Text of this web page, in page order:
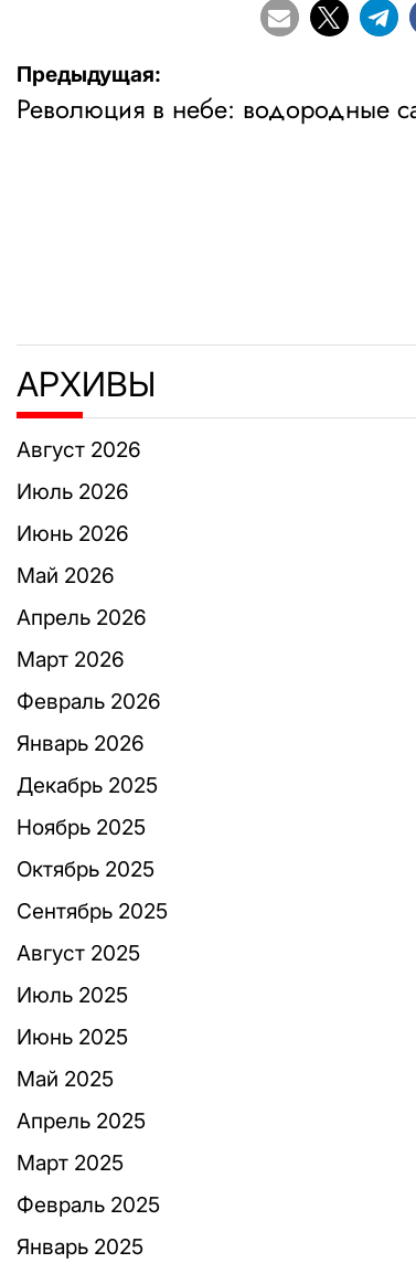
Навигация
по
Предыдущая:
Революция в небе: водородные
АРХИВЫ
Август 2026
Июль 2026
Июнь 2026
Май 2026
Апрель 2026
Март 2026
Февраль 2026
Январь 2026
Декабрь 2025
Ноябрь 2025
Октябрь 2025
Сентябрь 2025
Август 2025
Июль 2025
Июнь 2025
Май 2025
Апрель 2025
Март 2025
Февраль 2025
Январь 2025